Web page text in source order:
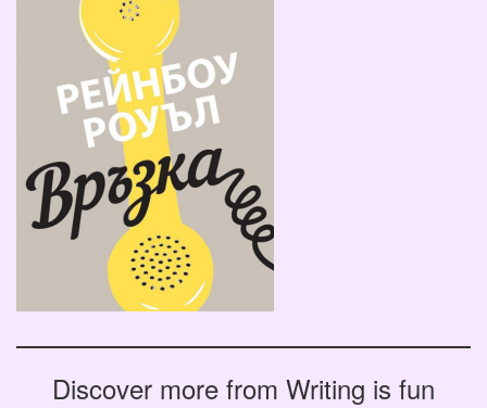
Discover more from Writing is fun